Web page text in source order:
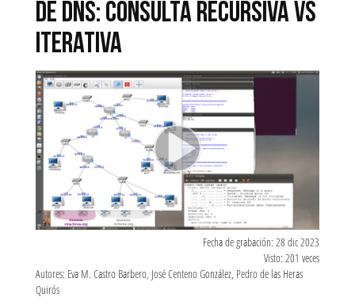
DE DNS: CONSULTA RECURSIVA VS
ITERATIVA
Fecha de grabación: 28 dic 2023
Visto: 201 veces
Autores: Eva M. Castro Barbero, José Centeno González, Pedro de las Heras
Quirós